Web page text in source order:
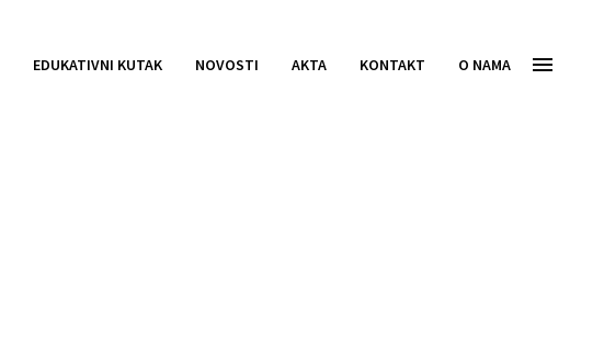
EDUKATIVNI KUTAK NOVOSTI AKTA KONTAKT O NAMA